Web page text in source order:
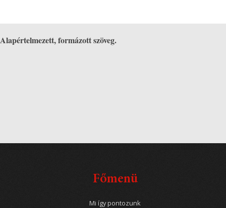
Alapértelmezett, formázott szöveg.
Főmenü
Mi így pontozunk